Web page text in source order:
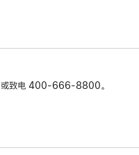
或致电400-666-8800。